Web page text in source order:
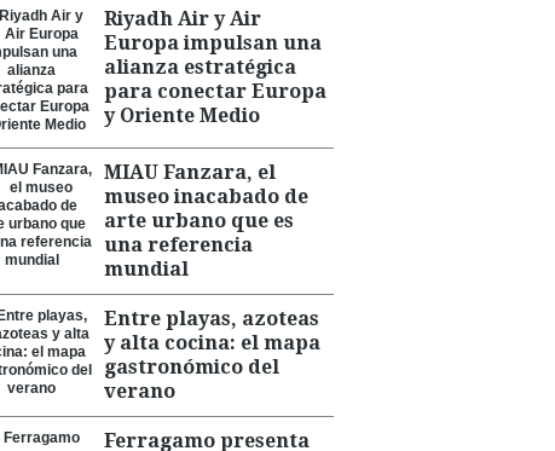
Riyadh Air y Air
Europa impulsan una
alianza estratégica
para conectar Europa
y Oriente Medio
MIAU Fanzara, el
museo inacabado de
arte urbano que es
una referencia
mundial
Entre playas, azoteas
y alta cocina: el mapa
gastronómico del
verano
Ferragamo presenta